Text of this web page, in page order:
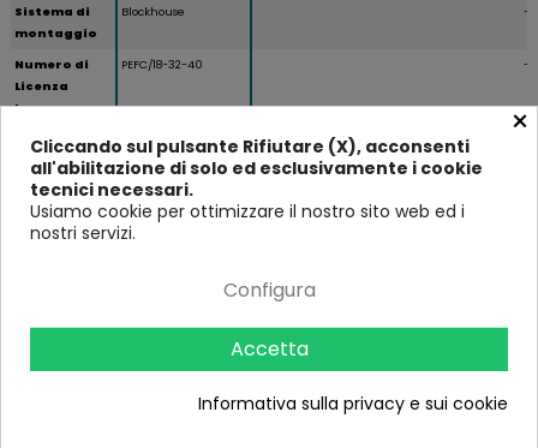
Sistema di
montaggio
Blockhouse
Numero di
Licenza
Legno
PEFC/18-32-40
Altezza (in
Larghezza (in
cm)
220
Prodotti correlati
×
Cliccando sul pulsante Rifiutare (X), acconsenti
all'abilitazione di solo ed esclusivamente i cookie
tecnici necessari.
Usiamo cookie per ottimizzare il nostro sito web ed i
nostri servizi.
Configura
Accetta
Informativa sulla privacy e sui cookie